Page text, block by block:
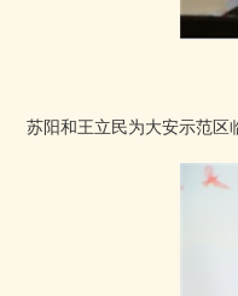
苏阳和王立民为大安示范区